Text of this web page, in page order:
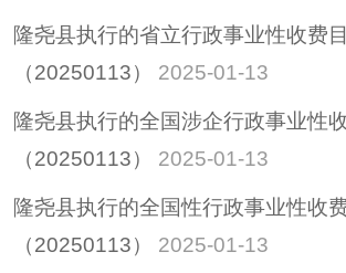
隆尧县执行的省立行政事业性收费
（20250113）
2025-01-13
隆尧县执行的全国涉企行政事业性
（20250113）
2025-01-13
隆尧县执行的全国性行政事业性收
（20250113）
2025-01-13